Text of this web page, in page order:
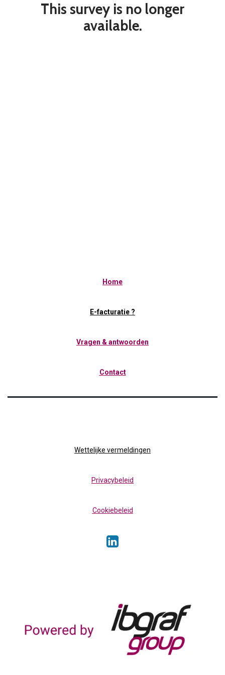
Home
E-facturatie ?
Vragen & antwoorden
Contact
Wettelijke vermeldingen
Privacybeleid
Cookiebeleid